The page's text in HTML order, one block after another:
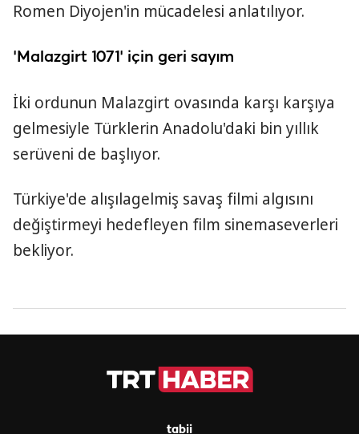
Romen Diyojen'in mücadelesi anlatılıyor.
'Malazgirt 1071' için geri sayım
İki ordunun Malazgirt ovasında karşı karşıya
gelmesiyle Türklerin Anadolu'daki bin yıllık
serüveni de başlıyor.
Türkiye'de alışılagelmiş savaş filmi algısını
değiştirmeyi hedefleyen film sinemaseverleri
bekliyor.
tabii